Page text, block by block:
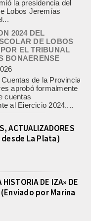
2024 DEL
DE LOBOS
EL TRIBUNAL
BONAERENSE
de la Provincia
aprobó formalmente
cuentas
al Ejercicio 2024,...
MASCULINO DE
CADETES:
EL
federal de Básquet,
de Athletic, logró
DEFENSA CIVIL
EN LA
ACTUALIZADORES
La Plata)
DE IZA» DE
(Enviado por Marina